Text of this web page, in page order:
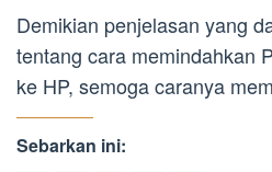
Demikian penjelasan yang
tentang cara memindahkan
ke HP, semoga caranya
Sebarkan ini: